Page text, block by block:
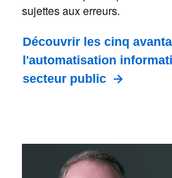
sujettes aux erreurs.
Découvrir les cinq
l'automatisation
secteur public